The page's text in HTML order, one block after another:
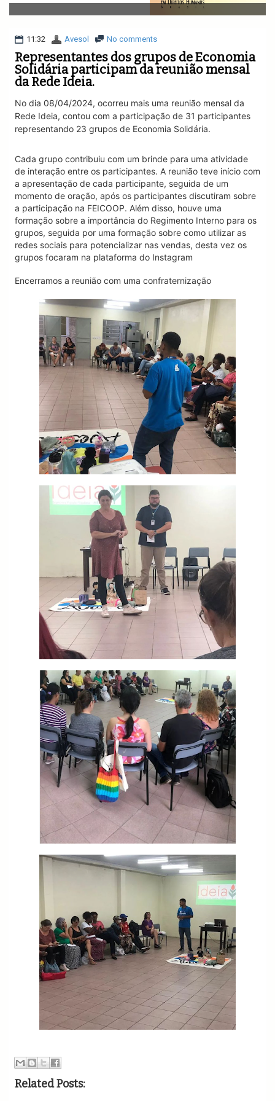
v
i
a
i
o
11:32 Avesol No comments
Representantes dos grupos de Economia
Solidária participam da reunião mensal
da Rede Ideia.
No dia 08/04/2024, ocorreu mais uma reunião mensal da
Rede Ideia, contou com a participação de 31 participantes
representando 23 grupos de Economia Solidária.
Cada grupo contribuiu com um brinde para uma atividade
de interação entre os participantes. A reunião teve início com
a apresentação de cada participante, seguida de um
momento de oração, após os participantes discutiram sobre
a participação na FEICOOP. Além disso, houve uma
formação sobre a importância do Regimento Interno para os
grupos, seguida por uma formação sobre como utilizar as
redes sociais para potencializar nas vendas, desta vez os
grupos focaram na plataforma do Instagram
Encerramos a reunião com uma confraternização
Related Posts: